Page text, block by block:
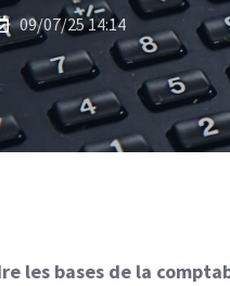
09/07/25 14:14
les bases de la